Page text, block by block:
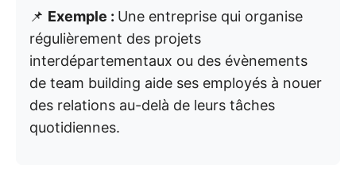
📌 Exemple : Une entreprise qui organise
régulièrement des projets
interdépartementaux ou des évènements
de team building aide ses employés à nouer
des relations au-delà de leurs tâches
quotidiennes.